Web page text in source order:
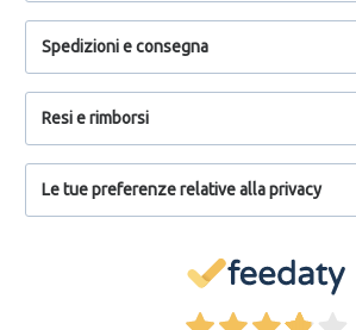
Spedizioni e consegna
Resi e rimborsi
Le tue preferenze relative alla privacy